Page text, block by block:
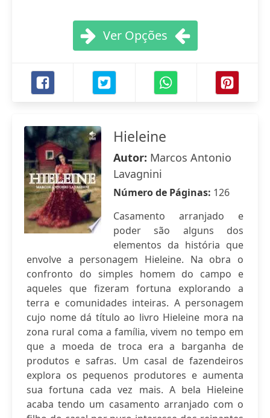
Ver Opções
Hieleine
Autor: Marcos Antonio
Lavagnini
Número de Páginas: 126
Casamento arranjado e
poder são alguns dos
elementos da história que
envolve a personagem Hieleine. Na obra o
confronto do simples homem do campo e
aqueles que fizeram fortuna explorando a
terra e comunidades inteiras. A personagem
cujo nome dá título ao livro Hieleine mora na
zona rural coma a família, vivem no tempo em
que a moeda de troca era a barganha de
produtos e safras. Um casal de fazendeiros
explora os pequenos produtores e aumenta
sua fortuna cada vez mais. A bela Hieleine
acaba tendo um casamento arranjado com o